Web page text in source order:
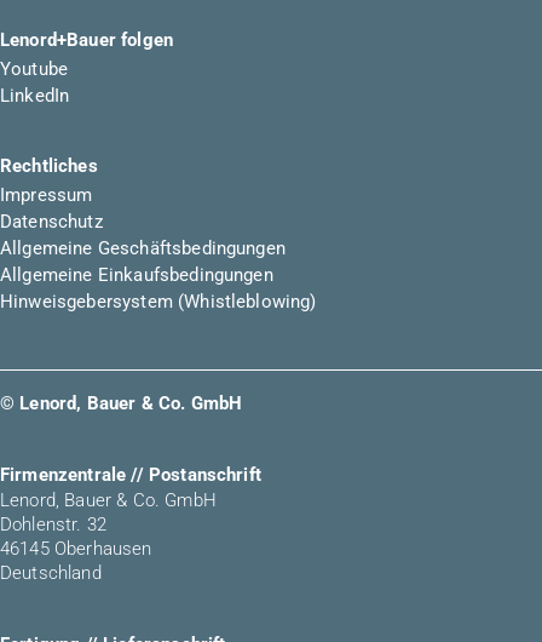
Lenord+Bauer folgen
Youtube
LinkedIn
Rechtliches
Impressum
Datenschutz
Allgemeine Geschäftsbedingungen
Allgemeine Einkaufsbedingungen
Hinweisgebersystem (Whistleblowing)
© Lenord, Bauer & Co. GmbH
Firmenzentrale // Postanschrift
Lenord, Bauer & Co. GmbH
Dohlenstr. 32
46145 Oberhausen
Deutschland